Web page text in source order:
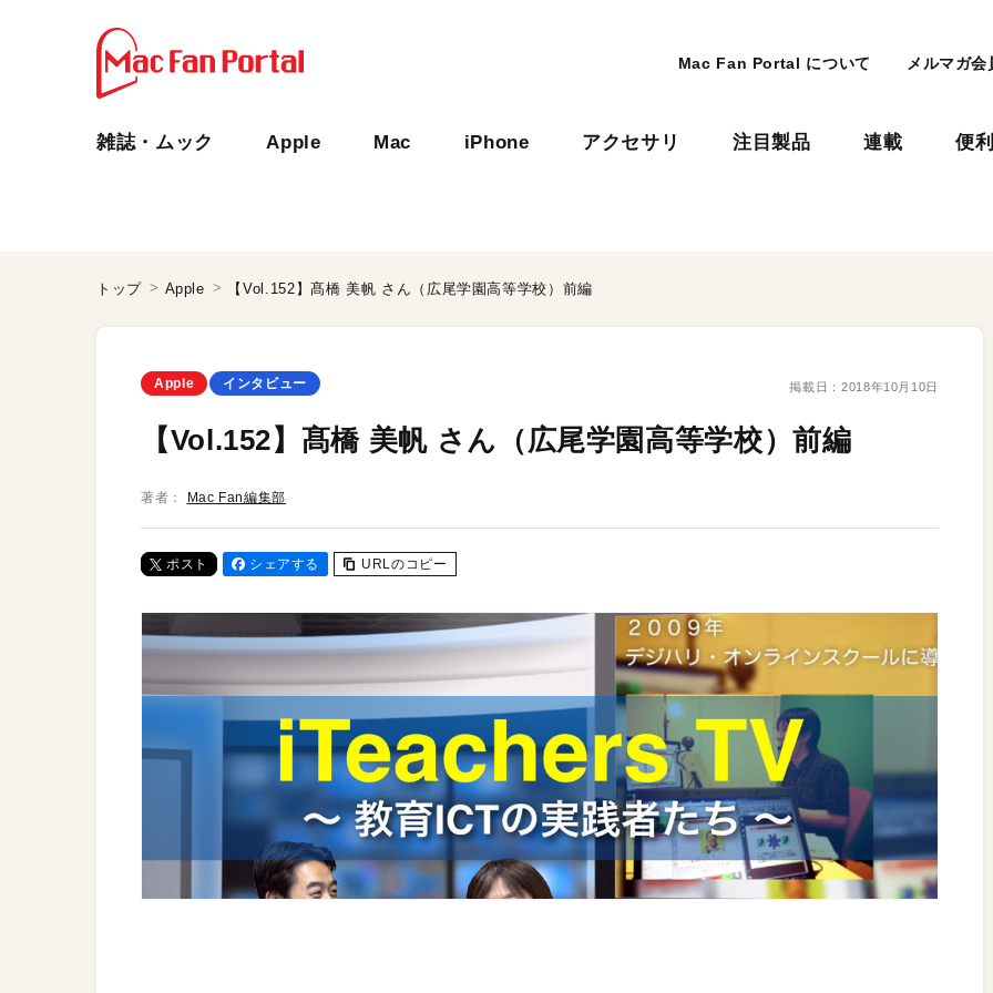
Mac Fan Portal について メルマガ会
雑誌・ムック Apple Mac iPhone アクセサリ 注目製品 連載 便
トップ Apple 【Vol.152】髙橋 美帆 さん（広尾学園高等学校）前編
Apple インタビュー 掲載日： 2018年10月10日
【Vol.152】髙橋 美帆 さん（広尾学園高等学校）前編
著者： Mac Fan編集部
ポスト シェアする URLのコピー